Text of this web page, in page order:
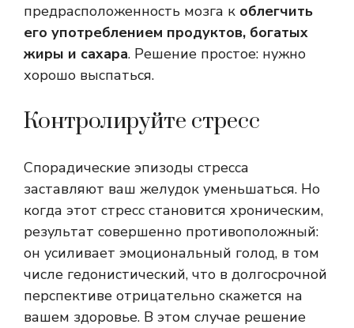
предрасположенность мозга к облегчить
его употреблением продуктов, богатых
жиры и сахара. Решение простое: нужно
хорошо выспаться.
Контролируйте стресс
Спорадические эпизоды стресса
заставляют ваш желудок уменьшаться. Но
когда этот стресс становится хроническим,
результат совершенно противоположный:
он усиливает эмоциональный голод, в том
числе гедонистический, что в долгосрочной
перспективе отрицательно скажется на
вашем здоровье. В этом случае решение